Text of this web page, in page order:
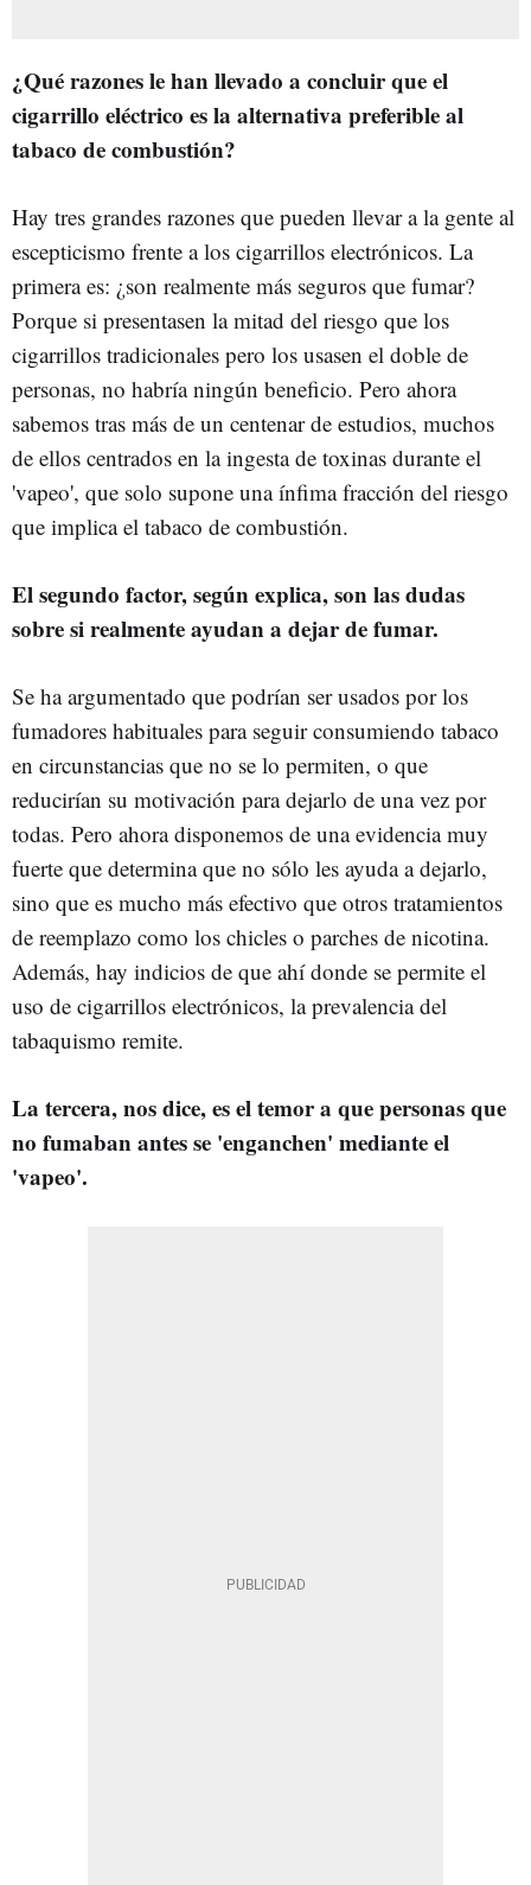
¿Qué razones le han llevado a concluir que el
cigarrillo eléctrico es la alternativa preferible al
tabaco de combustión?
Hay tres grandes razones que pueden llevar a la gente al
escepticismo frente a los cigarrillos electrónicos. La
primera es: ¿son realmente más seguros que fumar?
Porque si presentasen la mitad del riesgo que los
cigarrillos tradicionales pero los usasen el doble de
personas, no habría ningún beneficio. Pero ahora
sabemos tras más de un centenar de estudios, muchos
de ellos centrados en la ingesta de toxinas durante el
'vapeo', que solo supone una ínfima fracción del riesgo
que implica el tabaco de combustión.
El segundo factor, según explica, son las dudas
sobre si realmente ayudan a dejar de fumar.
Se ha argumentado que podrían ser usados por los
fumadores habituales para seguir consumiendo tabaco
en circunstancias que no se lo permiten, o que
reducirían su motivación para dejarlo de una vez por
todas. Pero ahora disponemos de una evidencia muy
fuerte que determina que no sólo les ayuda a dejarlo,
sino que es mucho más efectivo que otros tratamientos
de reemplazo como los chicles o parches de nicotina.
Además, hay indicios de que ahí donde se permite el
uso de cigarrillos electrónicos, la prevalencia del
tabaquismo remite.
La tercera, nos dice, es el temor a que personas que
no fumaban antes se 'enganchen' mediante el
'vapeo'.